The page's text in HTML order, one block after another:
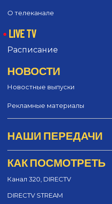
О телеканале
LIVE TV
Расписание
НОВОСТИ
Новостные выпуски
Рекламные материалы
НАШИ ПЕРЕДАЧИ
КАК ПОСМОТРЕТЬ
Канал 320, DIRECTV
DIRECTV STREAM